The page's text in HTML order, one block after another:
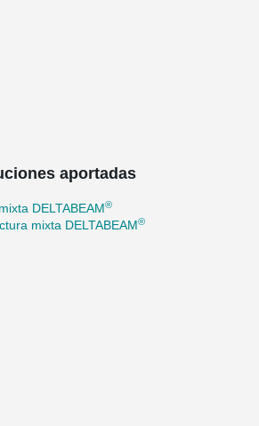
aportadas
DELTABEAM®
mixta DELTABEAM®